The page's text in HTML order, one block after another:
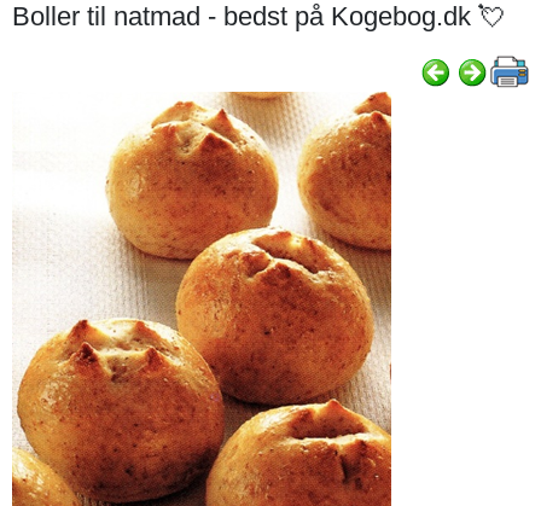
Boller til natmad - bedst på Kogebog.dk 💘